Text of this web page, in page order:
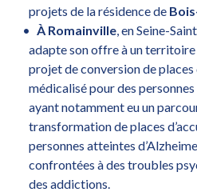
projets de la résidence de
À Romainville , en Seine-
adapte son offre à un
projet de conversion de places
médicalisé pour des
ayant notamment eu un
transformation de places
personnes atteintes
confrontées à des troubles
des addictions.